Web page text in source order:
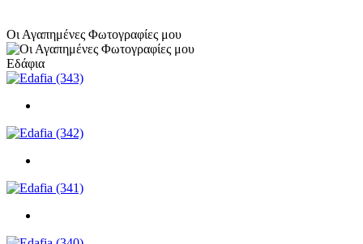
Οι Αγαπημένες Φωτογραφίες μου
Εδάφια